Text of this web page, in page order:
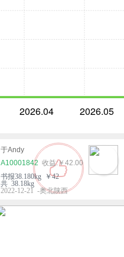
2026.04 2026.05
于Andy
A10001842
￥42.00
书报38.180kg ￥42
共 38.18kg
2022-12-21 -奥北陕西